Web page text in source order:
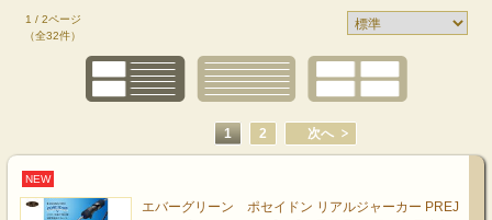
1 / 2ページ
（全32件）
1 2 次へ
NEW
エバーグリーン ポセイドン リアルジャーカー PREJ